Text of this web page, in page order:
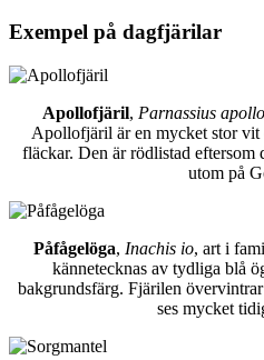
Exempel på dagfjärilar
Apollofjäril, Parnassius apollo
Apollofjäril är en mycket stor vit
fläckar. Den är rödlistad eftersom
utom på
Påfågelöga, Inachis io, art i
kännetecknas av tydliga blå
bakgrundsfärg. Fjärilen
ses mycket